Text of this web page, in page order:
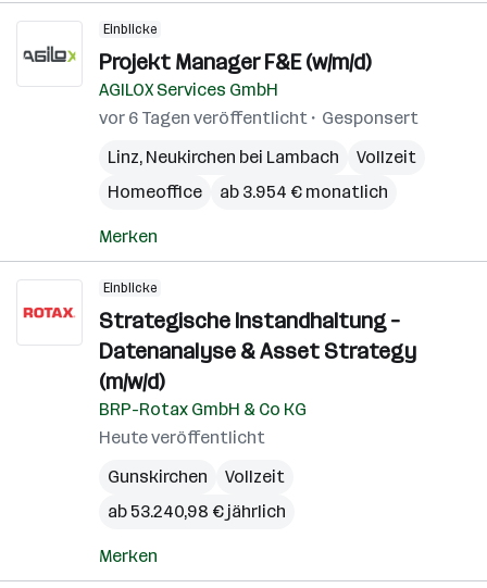
Einblicke
Projekt Manager F&E (w/m/d)
AGILOX Services GmbH
vor 6 Tagen veröffentlicht
Gesponsert
Linz, Neukirchen bei Lambach
Vollzeit
Homeoffice
ab 3.954 € monatlich
Merken
Einblicke
Strategische Instandhaltung –
Datenanalyse & Asset Strategy
(m/w/d)
BRP-Rotax GmbH & Co KG
Heute veröffentlicht
Gunskirchen
Vollzeit
ab 53.240,98 € jährlich
Merken